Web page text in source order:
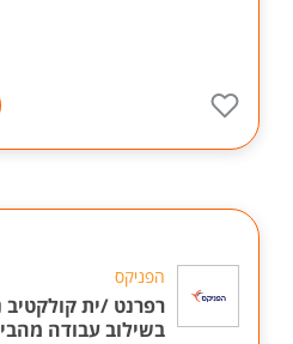
הפניקס
רפרנט /ית קולקטיב
בשילוב עבודה